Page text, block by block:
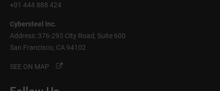
+01 444 888 424
Cybersteel Inc.
Address: 376-293 City Road, Suite 600
San Francisco, CA 94102
SEE ON MAP